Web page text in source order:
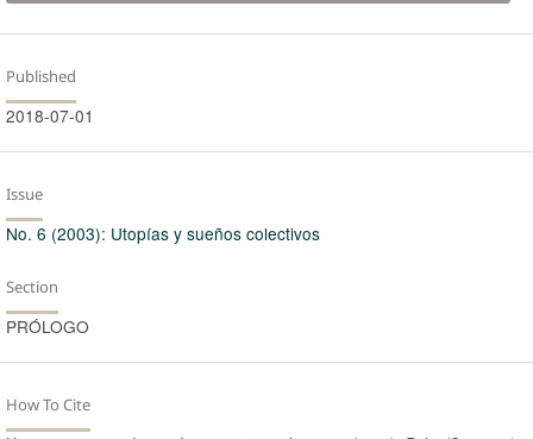
Published
2018-07-01
Issue
No. 6 (2003): Utopías y sueños colectivos
Section
PRÓLOGO
How To Cite